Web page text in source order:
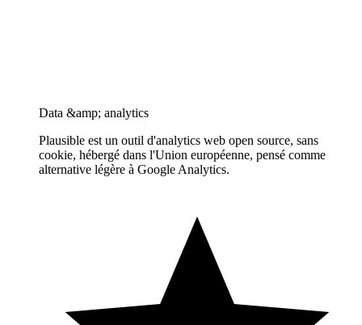
Data &amp; analytics
Plausible est un outil d'analytics web open source, sans
cookie, hébergé dans l'Union européenne, pensé comme
alternative légère à Google Analytics.